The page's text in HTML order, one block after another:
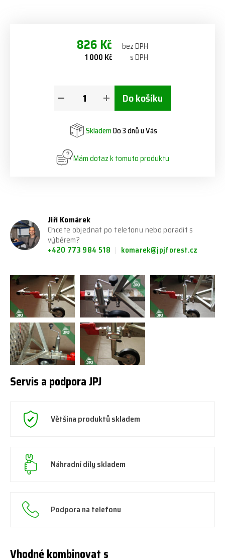
826 Kč bez DPH
1 000 Kč s DPH
Do košíku
SklademDo 3 dnů u Vás
Mám dotaz k tomuto produktu
Jiří Komárek
Chcete objednat po telefonu nebo poradit s
výběrem?
+420 773 984 518
komarek@jpjforest.cz
Servis a podpora JPJ
Většina produktů skladem
Náhradní díly skladem
Podpora na telefonu
Vhodné kombinovat s